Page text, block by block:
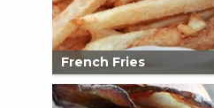
French Fries